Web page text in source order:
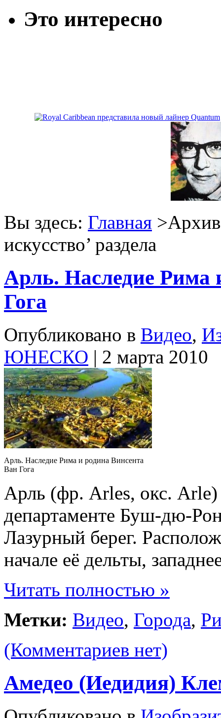
Это интересно
Вы здесь: Главная >Архив
искусство’ раздела
Арль. Наследие Рима
Гога
Опубликовано в Видео,
ЮНЕСКО | 2 марта 2010
Арль. Наследие Рима и родина Винсента
Ван Гога
Арль (фр. Arles, окс.
департаменте Буш-дю-
Лазурный берег.
начале её дельты,
Читать полностью »
Метки: Видео, Города,
(Комментариев нет)
Амедео (Иедидия)